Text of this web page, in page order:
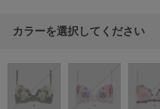
カラーを選択してください